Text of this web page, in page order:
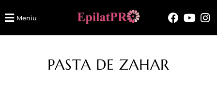
Meniu
PASTA DE ZAHAR